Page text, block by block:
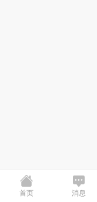
首页 消息